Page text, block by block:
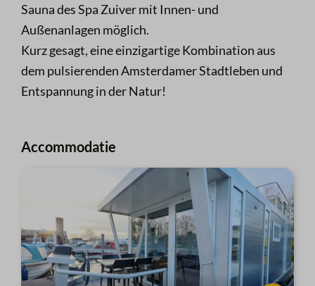
Sauna des Spa Zuiver mit Innen- und
Außenanlagen möglich.
Kurz gesagt, eine einzigartige Kombination aus
dem pulsierenden Amsterdamer Stadtleben und
Entspannung in der Natur!
Accommodatie